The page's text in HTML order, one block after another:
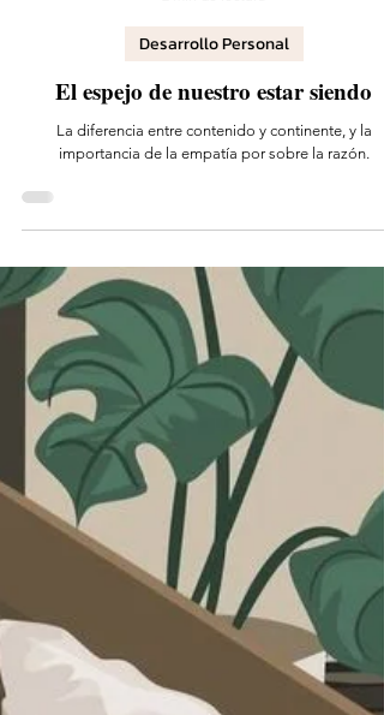
2 min de lectura
Desarrollo Personal
El espejo de nuestro estar siendo